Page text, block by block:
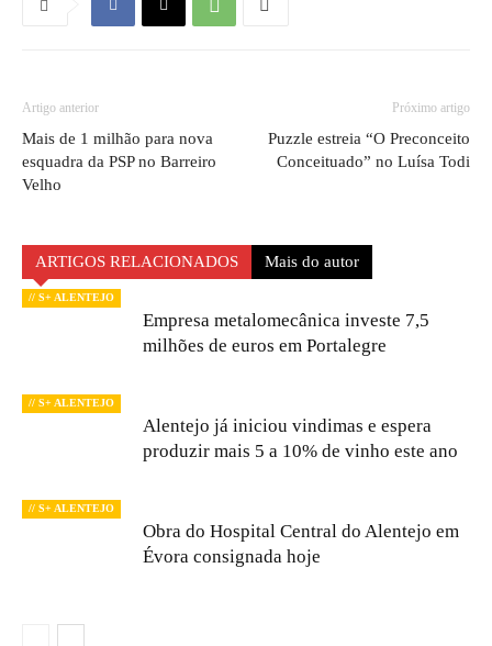
Artigo anterior
Mais de 1 milhão para nova
esquadra da PSP no Barreiro
Velho
Próximo artigo
Puzzle estreia “O Preconceito
Conceituado” no Luísa Todi
ARTIGOS RELACIONADOS Mais do autor
// S+ ALENTEJO
Empresa metalomecânica investe 7,5
milhões de euros em Portalegre
// S+ ALENTEJO
Alentejo já iniciou vindimas e espera
produzir mais 5 a 10% de vinho este ano
// S+ ALENTEJO
Obra do Hospital Central do Alentejo em
Évora consignada hoje